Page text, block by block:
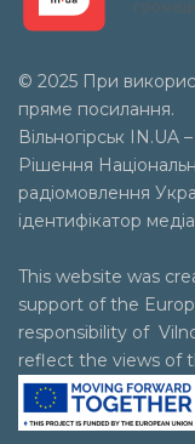
© 2025 При
пряме посилання.
Вільногірськ IN.UA
Рішення
радіомовлення
ідентифікатор
This website was
support of the
responsibility of
reflect the views of